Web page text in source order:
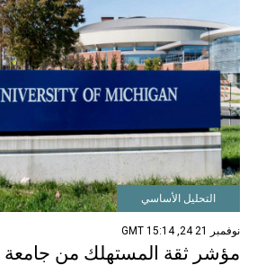
التحليل الأساسي
نوفمبر 21 24, 15:14 GMT
مؤشر ثقة المستهلك من جامعة